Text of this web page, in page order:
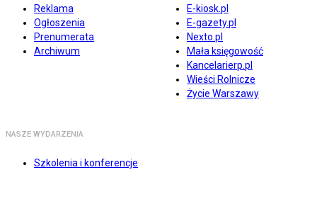
Reklama
Ogłoszenia
Prenumerata
Archiwum
E-kiosk.pl
E-gazety.pl
Nexto.pl
Mała księgowość
Kancelarierp.pl
Wieści Rolnicze
Życie Warszawy
NASZE WYDARZENIA
Szkolenia i konferencje